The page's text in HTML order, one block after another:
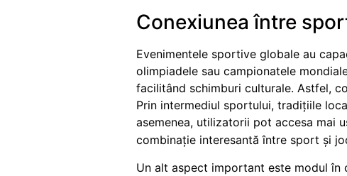
Conexiunea între
Evenimentele sportive globale au
olimpiadele sau campionatele
facilitând schimburi culturale. Astfel,
Prin intermediul sportului, tradițiile
asemenea, utilizatorii pot accesa mai
combinație interesantă între sport și
Un alt aspect important este modul